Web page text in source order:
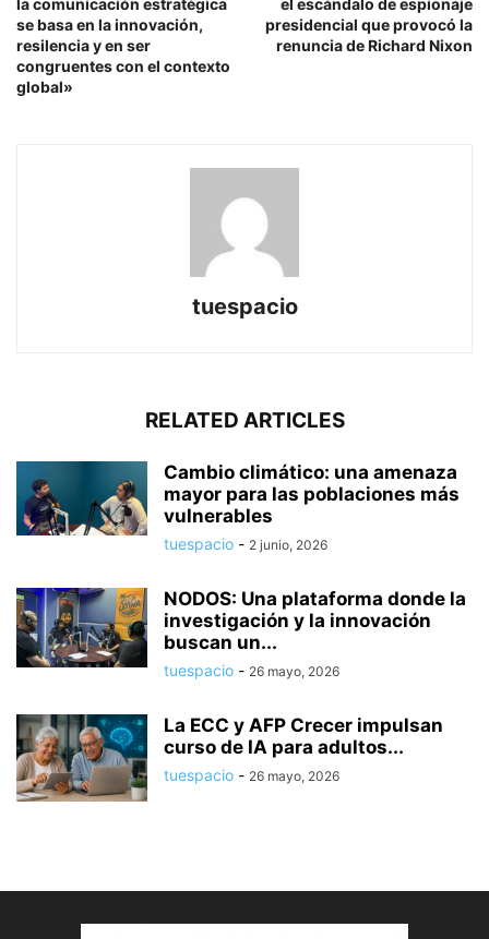
la comunicación estratégica
se basa en la innovación,
resilencia y en ser
congruentes con el contexto
global»
el escándalo de espionaje
presidencial que provocó la
renuncia de Richard Nixon
tuespacio
RELATED ARTICLES
Cambio climático: una amenaza
mayor para las poblaciones más
vulnerables
tuespacio - 2 junio, 2026
NODOS: Una plataforma donde la
investigación y la innovación
buscan un...
tuespacio - 26 mayo, 2026
La ECC y AFP Crecer impulsan
curso de IA para adultos...
tuespacio - 26 mayo, 2026